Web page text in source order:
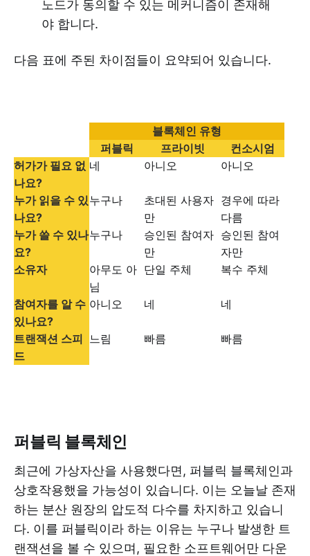
노드가 동의할 수 있는 메커니즘이 존재해
야 합니다.
다음 표에 주된 차이점들이 요약되어 있습니다.
블록체인 유형
퍼블릭
프라이빗
컨소시엄
허가가 필요 없
나요?
네 아니오 아니오
누가 읽을 수 있
나요?
누구나
초대된 사용자
만
경우에 따라
다름
누가 쓸 수 있나
요?
누구나
승인된 참여자
만
승인된 참여
자만
소유자
아무도 아
님
단일 주체 복수 주체
참여자를 알 수
있나요?
아니오 네 네
트랜잭션 스피
드
느림 빠름 빠름
퍼블릭 블록체인
최근에 가상자산을 사용했다면, 퍼블릭 블록체인과
상호작용했을 가능성이 있습니다. 이는 오늘날 존재
하는 분산 원장의 압도적 다수를 차지하고 있습니
다. 이를 퍼블릭이라 하는 이유는 누구나 발생한 트
랜잭션을 볼 수 있으며, 필요한 소프트웨어만 다운